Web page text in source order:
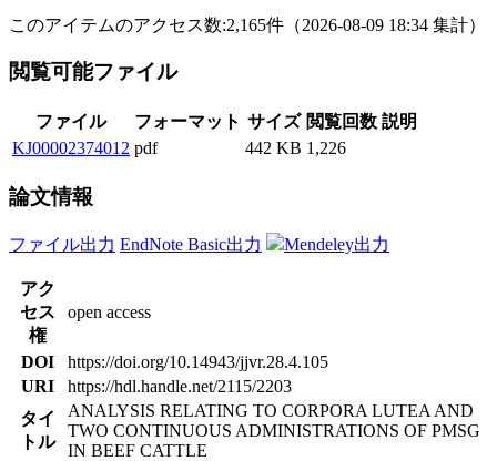
このアイテムのアクセス数:2,165件 （2026-08-09 18:34 集計）
閲覧可能ファイル
ファイル フォーマット サイズ 閲覧回数 説明
KJ00002374012 pdf 442 KB 1,226
論文情報
ファイル出力 EndNote Basic出力 Mendeley出力
アク
セス
権
open access
DOI
https://doi.org/10.14943/jjvr.28.4.105
URI
https://hdl.handle.net/2115/2203
タイ
トル
ANALYSIS RELATING TO CORPORA LUTEA AND
TWO CONTINUOUS ADMINISTRATIONS OF PMSG
IN BEEF CATTLE